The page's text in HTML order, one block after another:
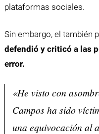
plataformas sociales.
Sin embargo, el también
defendió y criticó a las
error.
«He visto con
Campos ha sido
una equivocación al